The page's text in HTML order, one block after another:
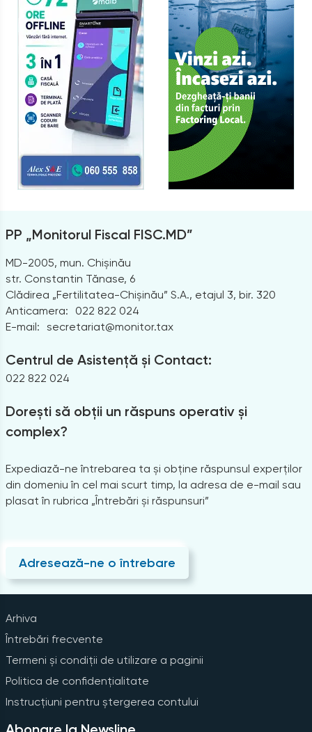
PP „Monitorul Fiscal FISC.MD”
MD-2005, mun. Chișinău
str. Constantin Tănase, 6
Clădirea „Fertilitatea-Chișinău” S.A., etajul 3, bir. 320
Anticamera:
022 822 024
E-mail: secretariat@monitor.tax
Centrul de Asistență și Contact:
022 822 024
Dorești să obții un răspuns operativ și
complex?
Expediază-ne întrebarea ta și obține răspunsul experților
din domeniu în cel mai scurt timp, la adresa de e-mail sau
plasat în rubrica „Întrebări și răspunsuri”
Adresează-ne o întrebare
Arhiva
Întrebări frecvente
Termeni și condiții de utilizare a paginii
Politica de confidențialitate
Instrucțiuni pentru ștergerea contului